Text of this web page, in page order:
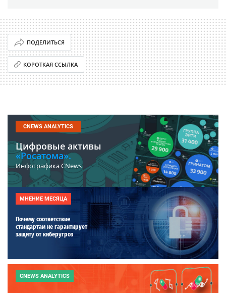
ПОДЕЛИТЬСЯ
КОРОТКАЯ ССЫЛКА
CNEWS ANALYTICS
Цифровые активы
«Росатома».
Инфографика CNews
МНЕНИЕ МЕСЯЦА
Почему соответствие
стандартам не гарантирует
защиту от киберугроз
CNEWS ANALYTICS